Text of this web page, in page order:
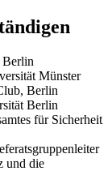
Berlin
Münster
Berlin
Berlin
für Sicherheit
und die